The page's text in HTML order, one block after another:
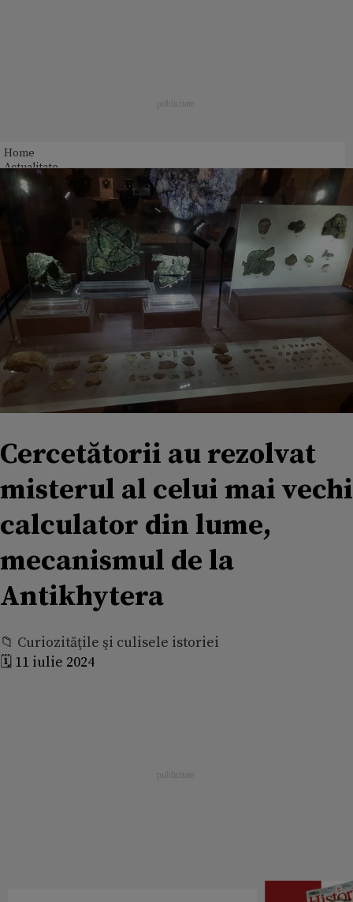
Home
Actualitate
Cercetătorii au rezolvat
misterul al celui mai vechi
calculator din lume,
mecanismul de la
Antikhytera
📁 Curiozităţile şi culisele istoriei
🗓️ 11 iulie 2024